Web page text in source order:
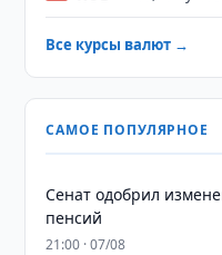
Все курсы валют →
САМОЕ ПОПУЛЯРНОЕ
Сенат одобрил
пенсий
21:00 · 07/08